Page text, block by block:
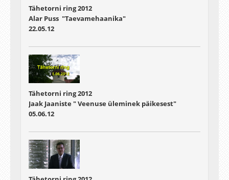
Tähetorni ring 2012
Alar Puss "Taevamehaanika"
22.05.12
Tähetorni ring 2012
Jaak Jaaniste " Veenuse üleminek päikesest"
05.06.12